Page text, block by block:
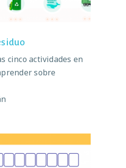
cinco actividades en
sobre